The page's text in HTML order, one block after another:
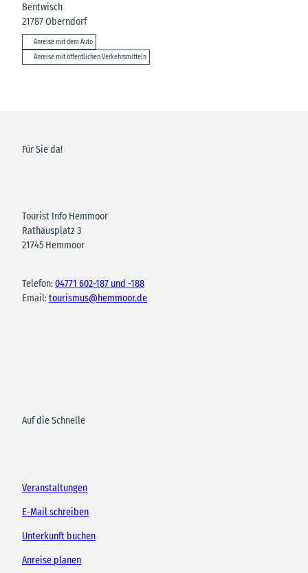
Bentwisch
21787Oberndorf
Anreise mit dem Auto
Anreise mit öffentlichen Verkehrsmitteln
Für Sie da!
Tourist Info Hemmoor
Rathausplatz 3
21745 Hemmoor
Telefon:04771 602-187 und -188
Email:tourismus@hemmoor.de
Auf die Schnelle
Veranstaltungen
E-Mail schreiben
Unterkunft buchen
Anreise planen